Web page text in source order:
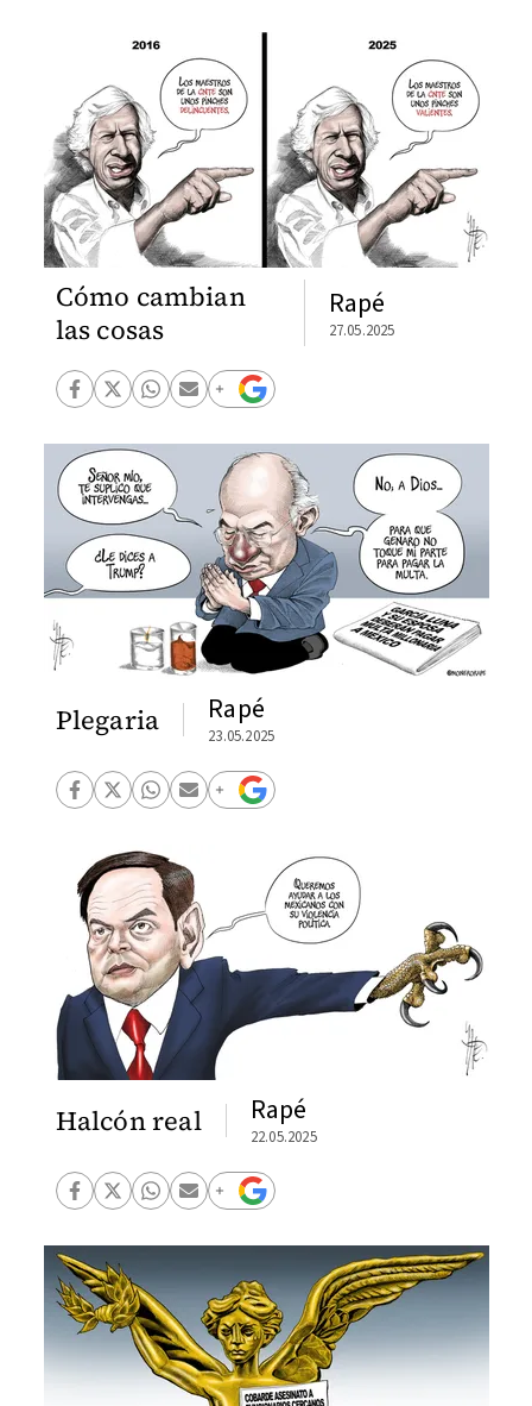
Cómo cambian
las cosas
Rapé
27.05.2025
Plegaria Rapé
23.05.2025
Halcón real Rapé
22.05.2025